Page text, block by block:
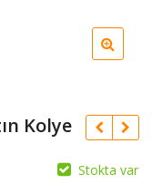
Kolye
Stokta var